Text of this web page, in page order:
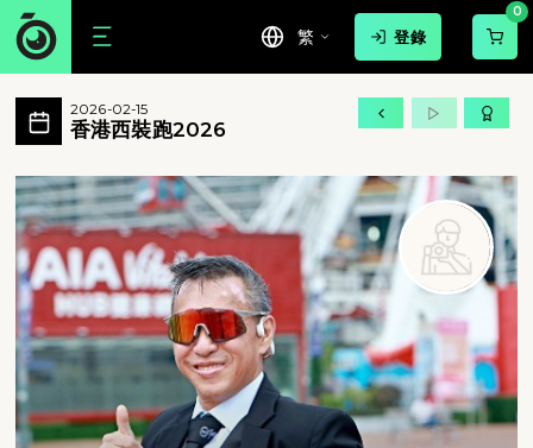
繁 登錄
0
香港西裝跑2026 活動相簿 MovePic
準備好為新的一年開始注入一些趣味與活力
香港西裝跑2026 - 準備好為新的一年開始注入一
2026-02-15
香港西裝跑2026